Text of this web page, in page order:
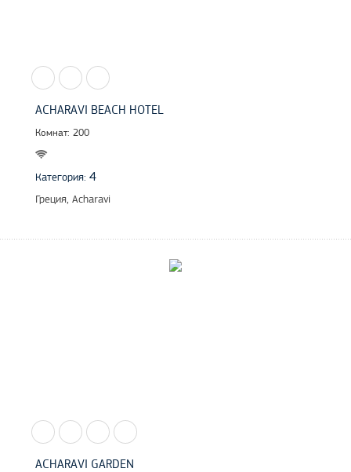
ACHARAVI BEACH HOTEL
Комнат: 200
Категория: 4
Греция, Acharavi
ACHARAVI GARDEN